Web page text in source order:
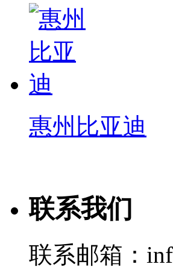
惠州比亚迪
联系我们
联系邮箱：